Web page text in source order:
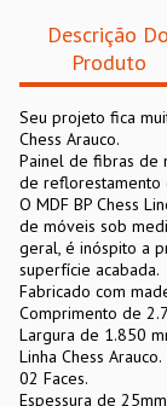
Descrição Do
Produto
Seu projeto fica
Chess Arauco.
Painel de fibras de
de reflorestamento
O MDF BP Chess
de móveis sob
geral, é inóspito a
superfície acabada.
Fabricado com
Comprimento de
Largura de 1.850
Linha Chess Arauco.
02 Faces.
Espessura de